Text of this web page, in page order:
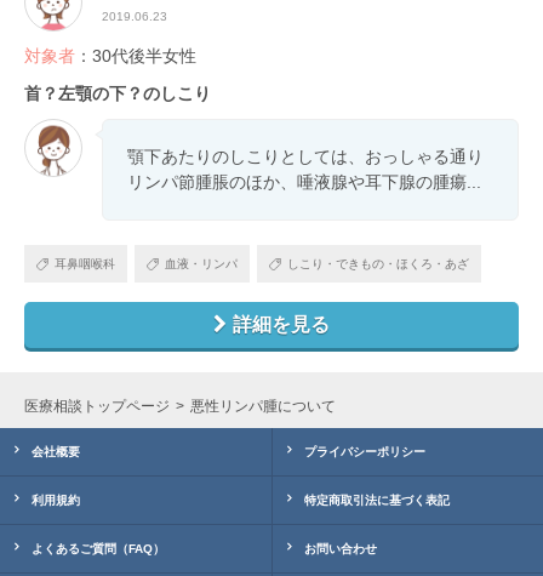
2019.06.23
対象者 ：30代後半女性
首？左顎の下？のしこり
顎下あたりのしこりとしては、おっしゃる通り
リンパ節腫脹のほか、唾液腺や耳下腺の腫瘍...
耳鼻咽喉科 血液・リンパ しこり・できもの・ほくろ・あざ
詳細を見る
医療相談トップページ 悪性リンパ腫について
会社概要 プライバシーポリシー
利用規約 特定商取引法に基づく表記
よくあるご質問（FAQ） お問い合わせ